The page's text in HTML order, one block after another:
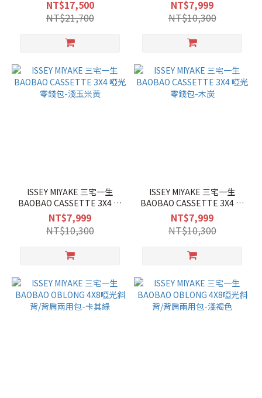
NT$17,500
NT$21,700
NT$7,999
NT$10,300
ISSEY MIYAKE 三宅一生
BAOBAO CASSETTE 3X4 啞
光零錢包-淺玉米黃
NT$7,999
NT$10,300
ISSEY MIYAKE 三宅一生
BAOBAO CASSETTE 3X4 啞
光零錢包-木炭
NT$7,999
NT$10,300